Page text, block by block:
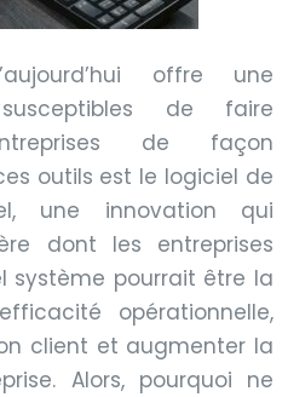
offre une
de faire
de façon
outils est le logiciel de
une innovation qui
dont les entreprises
système pourrait être la
opérationnelle,
client et augmenter la
Alors, pourquoi ne